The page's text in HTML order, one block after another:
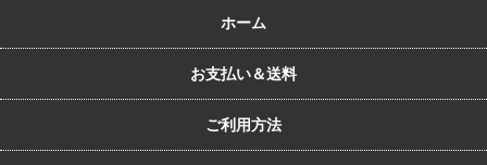
ホーム
お支払い＆送料
ご利用方法